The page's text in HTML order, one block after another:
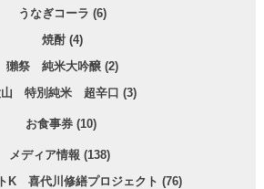
うなぎコーラ (6)
焼酎 (4)
獺祭 純米大吟醸 (2)
山 特別純米 超辛口 (3)
お食事券 (10)
メディア情報 (138)
K 喜代川修繕プロジェクト (76)